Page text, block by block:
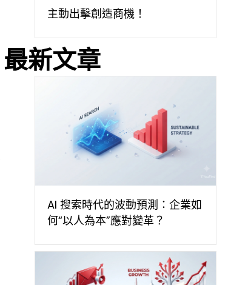
主動出擊創造商機！
最新文章
AI 搜索時代的波動預測：企業如
何“以人為本”應對變革？